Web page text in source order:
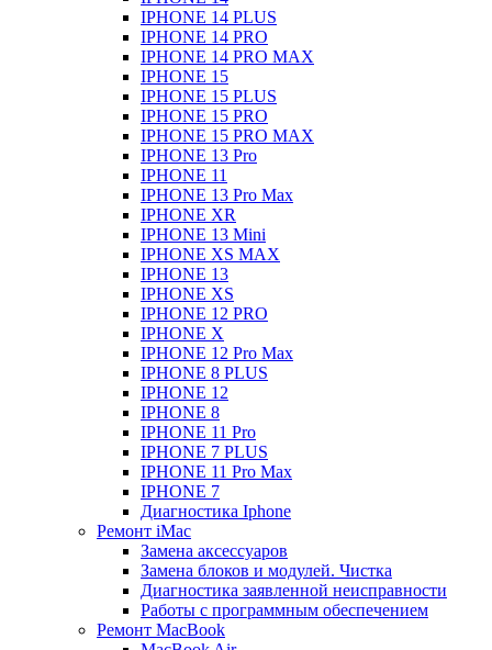
IPHONE 14 PLUS
IPHONE 14 PRO
IPHONE 14 PRO MAX
IPHONE 15
IPHONE 15 PLUS
IPHONE 15 PRO
IPHONE 15 PRO MAX
IPHONE 13 Pro
IPHONE 11
IPHONE 13 Pro Max
IPHONE XR
IPHONE 13 Mini
IPHONE XS MAX
IPHONE 13
IPHONE XS
IPHONE 12 PRO
IPHONE X
IPHONE 12 Pro Max
IPHONE 8 PLUS
IPHONE 12
IPHONE 8
IPHONE 11 Pro
IPHONE 7 PLUS
IPHONE 11 Pro Max
IPHONE 7
Диагностика Iphone
Ремонт iMac
Замена аксессуаров
Замена блоков и модулей. Чистка
Диагностика заявленной неисправности
Работы с программным обеспечением
Ремонт MacBook